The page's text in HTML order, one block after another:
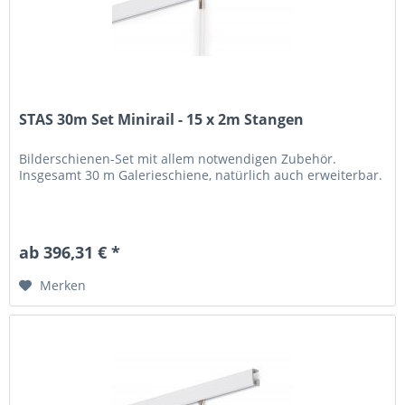
STAS 30m Set Minirail - 15 x 2m Stangen
Bilderschienen-Set mit allem notwendigen Zubehör.
Insgesamt 30 m Galerieschiene, natürlich auch erweiterbar.
ab 396,31 € *
Merken